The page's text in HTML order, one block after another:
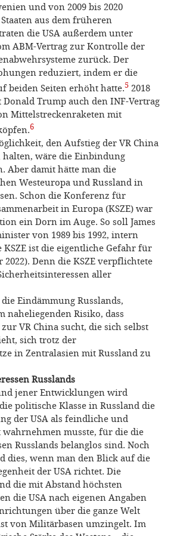
und von 2009 bis 2020
aus dem früheren
die USA außerdem unter
ABM-Vertrag zur Kontrolle der
zurück. Der
reduziert, indem er die
beiden Seiten erhöht hatte.5 2018
Trump auch den INF-Vertrag
Mittelstreckenraketen mit
6
den Aufstieg der VR China
wäre die Einbindung
Aber damit hätte man die
Westeuropa und Russland in
Schon die Konferenz für
in Europa (KSZE) war
ein Dorn im Auge. So soll James
von 1989 bis 1992, intern
KSZE ist die eigentliche Gefahr für
2022). Denn die KSZE verpflichtete
aller
Eindämmung Russlands,
naheliegenden Risiko, dass
VR China sucht, die sich selbst
sich trotz der
in Zentralasien mit Russland zu
Russlands
jener Entwicklungen wird
politische Klasse in Russland die
der USA als feindliche und
musste, für die die
Russlands belanglos sind. Noch
dies, wenn man den Blick auf die
der USA richtet. Die
die mit Abstand höchsten
die USA nach eigenen Angaben
über die ganze Welt
von Militärbasen umzingelt. Im